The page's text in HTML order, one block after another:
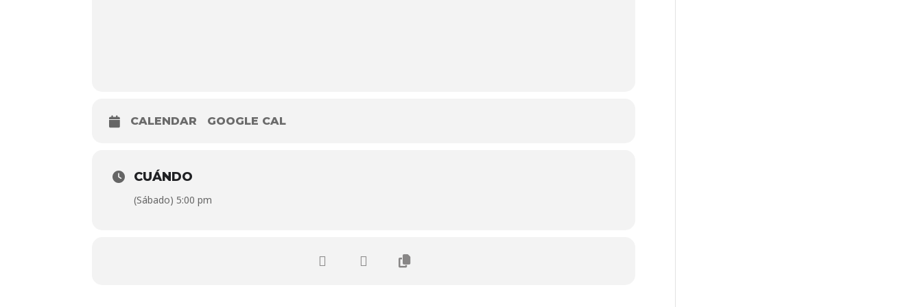
CALENDAR GOOGLE CAL
CUÁNDO
(Sábado) 5:00 pm